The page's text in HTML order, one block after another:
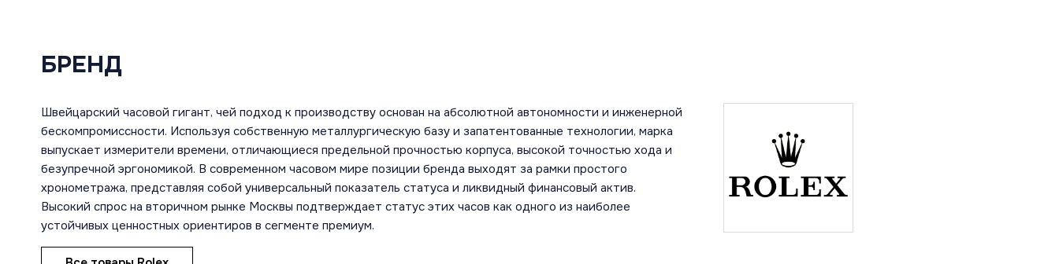
БРЕНД
Швейцарский часовой гигант, чей подход к производству основан на абсолютной автономности и инженерной
бескомпромиссности. Используя собственную металлургическую базу и запатентованные технологии, марка
выпускает измерители времени, отличающиеся предельной прочностью корпуса, высокой точностью хода и
безупречной эргономикой. В современном часовом мире позиции бренда выходят за рамки простого
хронометража, представляя собой универсальный показатель статуса и ликвидный финансовый актив.
Высокий спрос на вторичном рынке Москвы подтверждает статус этих часов как одного из наиболее
устойчивых ценностных ориентиров в сегменте премиум.